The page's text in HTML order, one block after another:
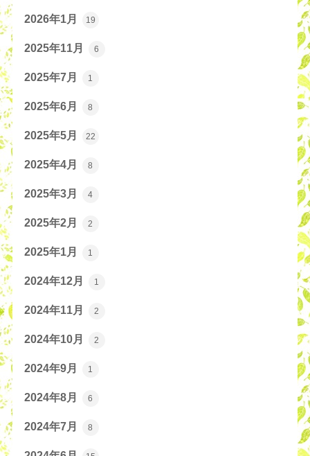
2026年1月 19
2025年11月 6
2025年7月 1
2025年6月 8
2025年5月 22
2025年4月 8
2025年3月 4
2025年2月 2
2025年1月 1
2024年12月 1
2024年11月 2
2024年10月 2
2024年9月 1
2024年8月 6
2024年7月 8